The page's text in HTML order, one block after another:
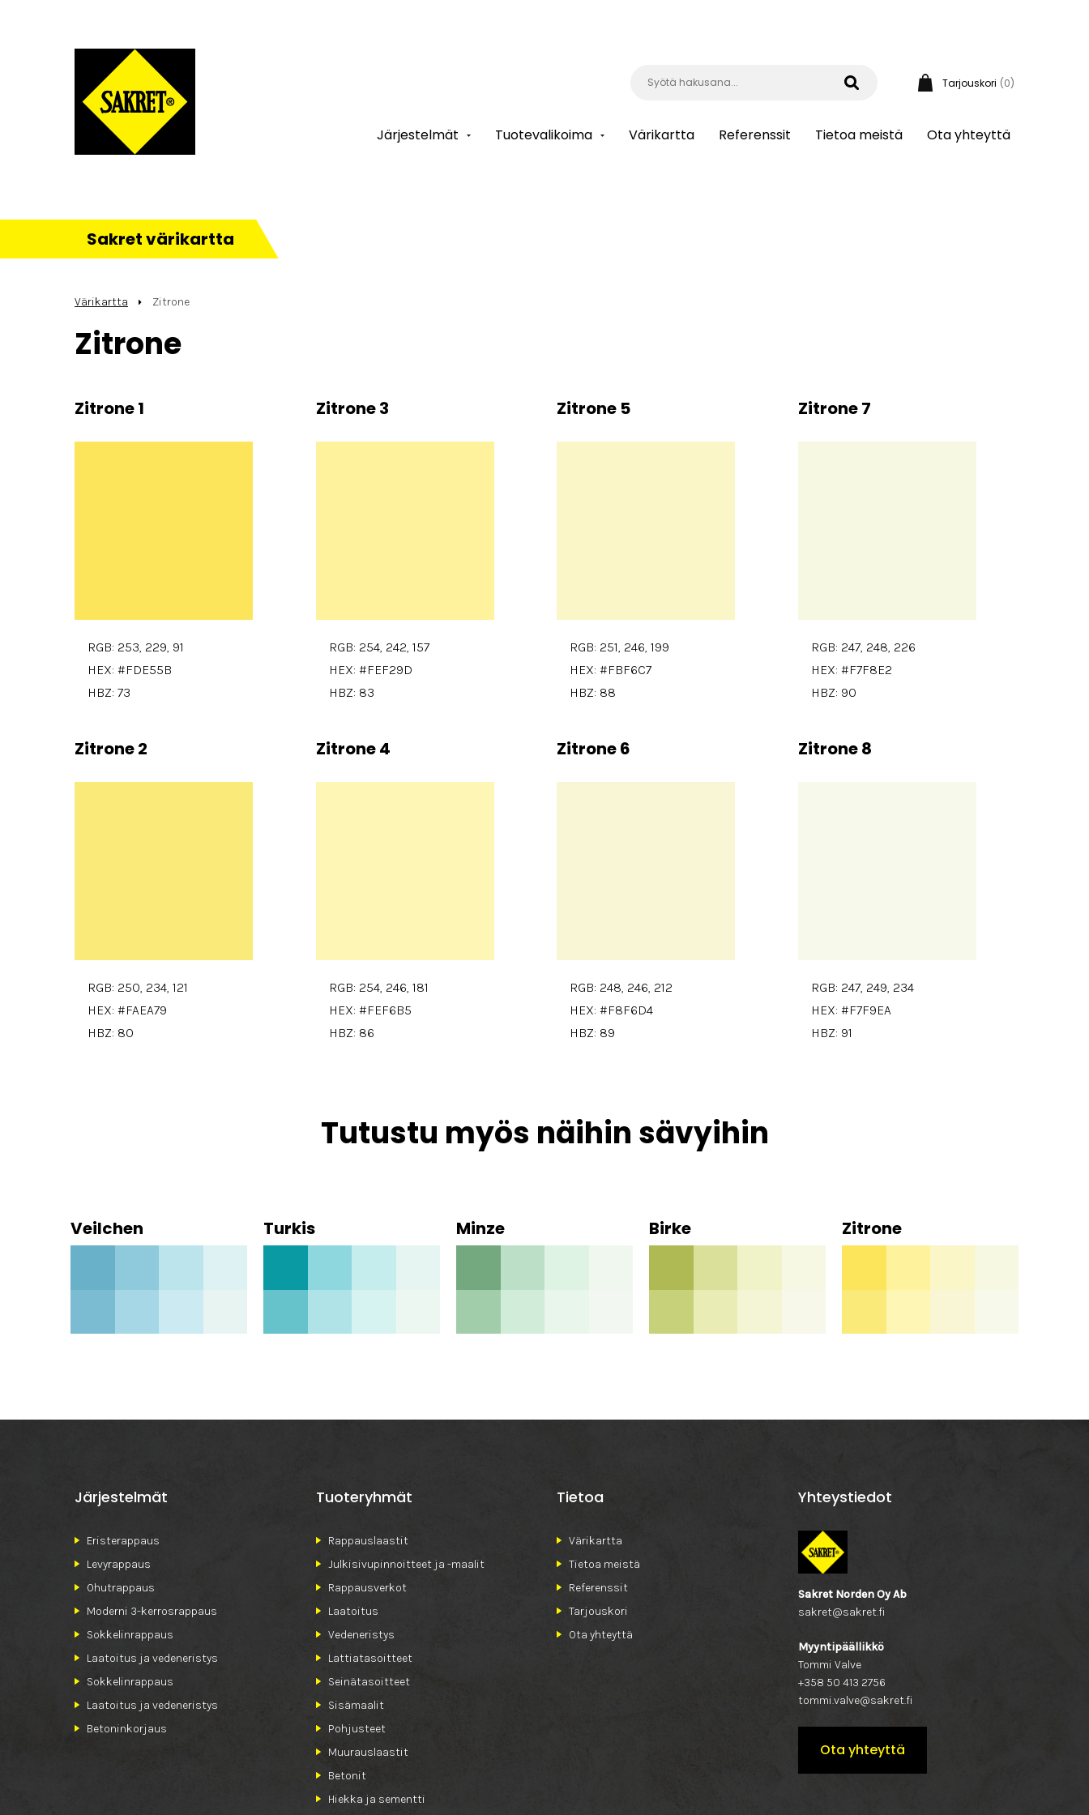
Tarjouskori (0)
Järjestelmät Tuotevalikoima Värikartta Referenssit Tietoa meistä Ota yhteyttä
Sakret värikartta
Värikartta Zitrone
Zitrone
Zitrone 1
RGB: 253, 229, 91
HEX: #FDE55B
HBZ: 73
Zitrone 2
RGB: 250, 234, 121
HEX: #FAEA79
HBZ: 80
Zitrone 3
RGB: 254, 242, 157
HEX: #FEF29D
HBZ: 83
Zitrone 4
RGB: 254, 246, 181
HEX: #FEF6B5
HBZ: 86
Zitrone 5
RGB: 251, 246, 199
HEX: #FBF6C7
HBZ: 88
Zitrone 6
RGB: 248, 246, 212
HEX: #F8F6D4
HBZ: 89
Zitrone 7
RGB: 247, 248, 226
HEX: #F7F8E2
HBZ: 90
Zitrone 8
RGB: 247, 249, 234
HEX: #F7F9EA
HBZ: 91
Tutustu myös näihin sävyihin
Veilchen Turkis Minze Birke Zitrone
Järjestelmät
Eristerappaus
Levyrappaus
Ohutrappaus
Moderni 3-kerrosrappaus
Sokkelinrappaus
Laatoitus ja vedeneristys
Sokkelinrappaus
Laatoitus ja vedeneristys
Betoninkorjaus
Tuoteryhmät
Rappauslaastit
Julkisivupinnoitteet ja -maalit
Rappausverkot
Laatoitus
Vedeneristys
Lattiatasoitteet
Seinätasoitteet
Sisämaalit
Pohjusteet
Muurauslaastit
Betonit
Hiekka ja sementti
Tietoa
Värikartta
Tietoa meistä
Referenssit
Tarjouskori
Ota yhteyttä
Yhteystiedot
Sakret Norden Oy Ab
sakret@sakret.fi
Myyntipäällikkö
Tommi Valve
+358 50 413 2756
tommi.valve@sakret.fi
Ota yhteyttä